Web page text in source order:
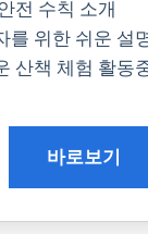
전 수칙 소개
를 위한 쉬운 설
산책 체험 활동
바로보기